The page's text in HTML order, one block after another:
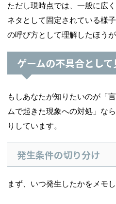
ただし現時点では、一般に広
ネタとして固定されている様
の呼び方として理解したほうが
ゲームの不具合とし
もしあなたが知りたいのが「
ムで起きた現象への対処」な
りしています。
発生条件の切り分け
まず、いつ発生したかをメモし